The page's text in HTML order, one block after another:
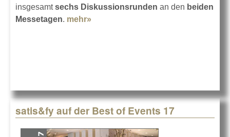
insgesamtsechs Diskussionsrunden an den beiden
Messetagen. mehr»
satis&fy auf der Best of Events 17